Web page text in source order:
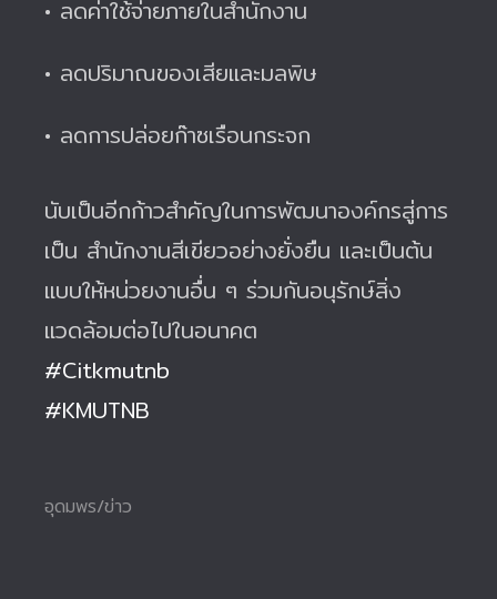
• ลดค่าใช้จ่ายภายในสำนักงาน
• ลดปริมาณของเสียและมลพิษ
• ลดการปล่อยก๊าซเรือนกระจก
นับเป็นอีกก้าวสำคัญในการพัฒนาองค์กรสู่การ
เป็น สำนักงานสีเขียวอย่างยั่งยืน และเป็นต้น
แบบให้หน่วยงานอื่น ๆ ร่วมกันอนุรักษ์สิ่ง
แวดล้อมต่อไปในอนาคต
#Citkmutnb
#KMUTNB
อุดมพร/ข่าว